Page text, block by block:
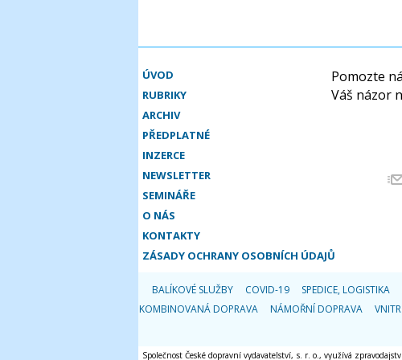
ÚVOD
RUBRIKY
ARCHIV
PŘEDPLATNÉ
INZERCE
NEWSLETTER
SEMINÁŘE
O NÁS
KONTAKTY
ZÁSADY OCHRANY OSOBNÍCH ÚDAJŮ
Pomozte
Váš názor
BALÍKOVÉ SLUŽBY COVID-19 SPEDICE, LOGISTIKA
KOMBINOVANÁ DOPRAVA
NÁMOŘNÍ DOPRAVA
Společnost České dopravní vydavatelství, s. r. o., využívá